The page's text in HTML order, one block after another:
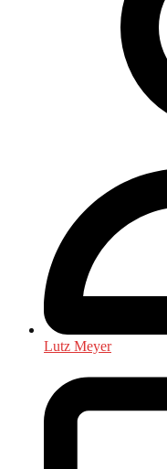
Lutz Meyer